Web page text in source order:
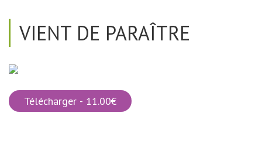
VIENT DE PARAÎTRE
Télécharger - 11.00€